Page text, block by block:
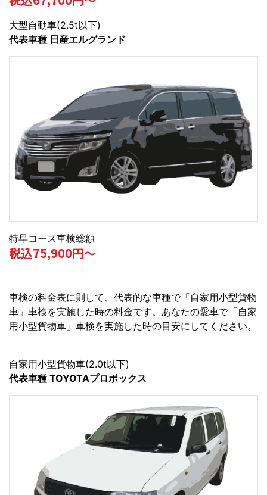
大型自動車(2.5t以下)
代表車種 日産エルグランド
特早コース車検総額
税込75,900円～
車検の料金表に則して、代表的な車種で「自家用小型貨物
車」車検を実施した時の料金です。あなたの愛車で「自家
用小型貨物車」車検を実施した時の目安にしてください。
自家用小型貨物車(2.0t以下)
代表車種 TOYOTAプロボックス